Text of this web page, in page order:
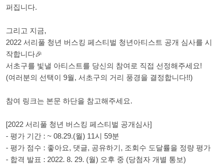
퍼집니다.
그리고 지금,
2022 서리풀 청년 버스킹 페스티벌 청년아티스트 공개 심사를 시
작합니다🎉
서초구를 빛낼 아티스트를 당신의 참여로 직접 선정해주세요!
(여러분의 선택이 9월, 서초구의 거리 풍경을 결정합니다!!)
참여 링크는 본문 하단을 참고해주세요.
[2022 서리풀 청년 버스킹 페스티벌 공개심사]
- 평가 기간 : ~ 08.29.(월) 11시 59분
- 평가 점수 : 좋아요, 댓글, 공유하기, 조회수 도달률을 정량 평가
- 합격 발표 : 2022. 8. 29. (월) 오후 중 (당첨자 개별 통보)